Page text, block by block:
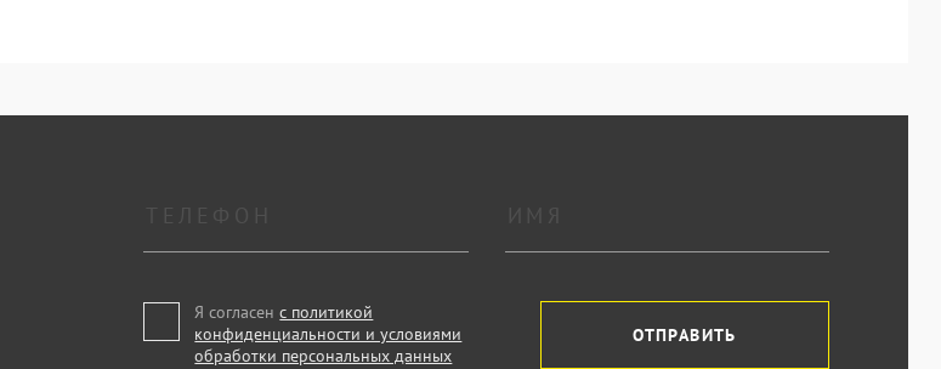
Я согласенс политикой
конфиденциальности и условиями
обработки персональных данных
ОТПРАВИТЬ